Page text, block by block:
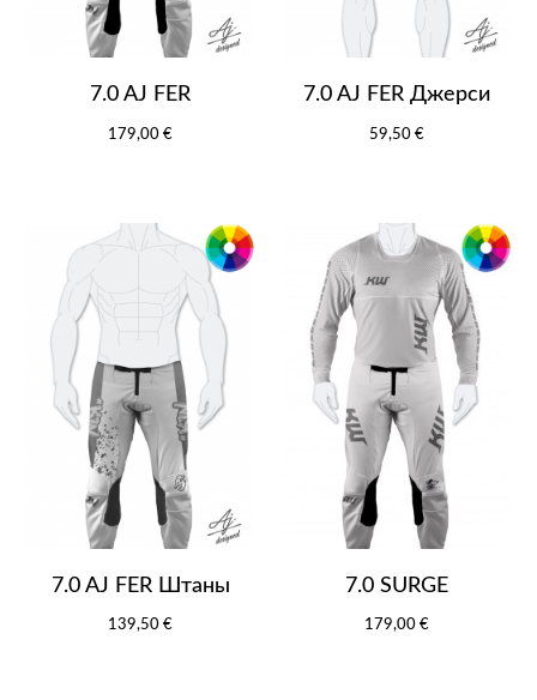
7.0 AJ FER
179,00 €
7.0 AJ FER Джерси
59,50 €
7.0 AJ FER Штаны
139,50 €
7.0 SURGE
179,00 €